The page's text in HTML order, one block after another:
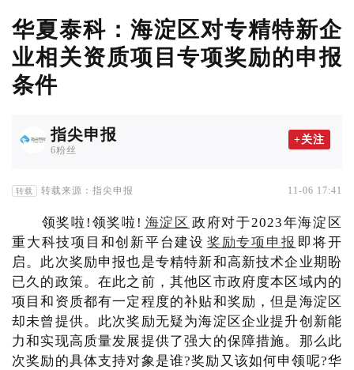
华夏泰科：海淀区对专精特新企
业相关资质项目专项奖励的申报
条件
指尖申报
6粉丝
+关注
转载 转载来源：指尖申报 11-06 17:41
领奖啦!领奖啦! 海淀区 政府对于2023年海淀区
重大科技项目和创新平台建设 奖励专项申报 即将开
启。此次奖励申报也是专精特新和高新技术企业期盼
已久的政策。在此之前，其他区市政府度本区域内的
项目和资质都有一定程度的补贴和奖励，但是海淀区
却未曾提供。此次奖励无疑为海淀区企业提升创新能
力和实现高质量发展提供了强大的保障措施。那么此
次奖励的具体支持对象是谁?奖励又该如何申领呢?华